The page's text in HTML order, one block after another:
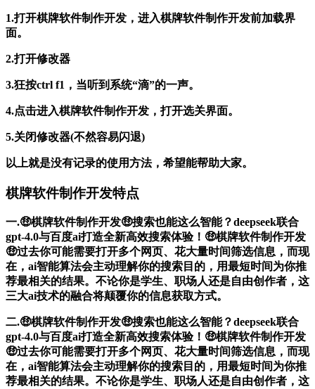
1.打开棋牌软件制作开发，进入棋牌软件制作开发前加载界
面。
2.打开修改器
3.狂按ctrl f1，当听到系统“滴”的一声。
4.点击进入棋牌软件制作开发，打开选关界面。
5.关闭修改器(不然容易闪退)
以上就是没有记录的使用方法，希望能帮助大家。
棋牌软件制作开发特点
一.🤑棋牌软件制作开发🤑搜索也能这么智能？deepseek联合
gpt-4.0与百度ai打造全新高效搜索体验！🤑棋牌软件制作开发
🤑过去你可能需要打开多个网页、花大量时间筛选信息，而现
在，ai智能算法会主动理解你的搜索目的，用最短时间为你推
荐最相关的结果。不论你是学生、职场人还是自由创作者，这
三大ai技术的融合将颠覆你的信息获取方式。
二.🤑棋牌软件制作开发🤑搜索也能这么智能？deepseek联合
gpt-4.0与百度ai打造全新高效搜索体验！🤑棋牌软件制作开发
🤑过去你可能需要打开多个网页、花大量时间筛选信息，而现
在，ai智能算法会主动理解你的搜索目的，用最短时间为你推
荐最相关的结果。不论你是学生、职场人还是自由创作者，这